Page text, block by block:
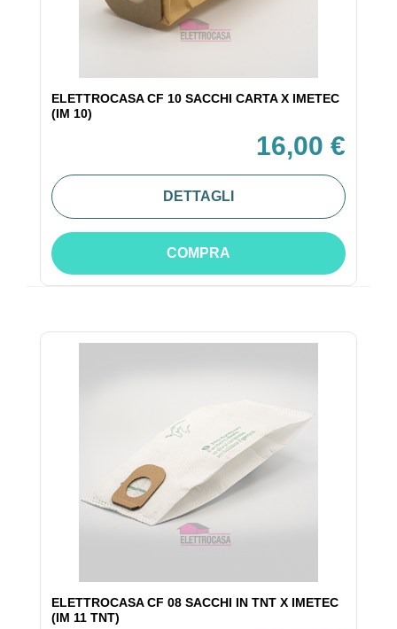
ELETTROCASA CF 10 SACCHI CARTA X IMETEC
(IM 10)
16,00 €
DETTAGLI
COMPRA
ELETTROCASA CF 08 SACCHI IN TNT X IMETEC
(IM 11 TNT)